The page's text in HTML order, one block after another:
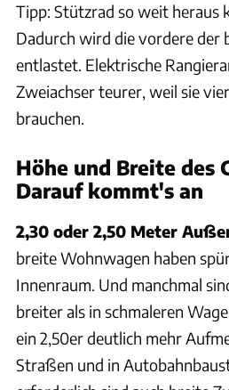
Tipp: Stützrad so weit heraus
Dadurch wird die vordere der
entlastet. Elektrische
Zweiachser teurer, weil sie
brauchen.
Höhe und Breite des
Darauf kommt's an
2,30 oder 2,50 Meter
breite Wohnwagen haben
Innenraum. Und manchmal
breiter als in schmaleren
ein 2,50er deutlich mehr
Straßen und in